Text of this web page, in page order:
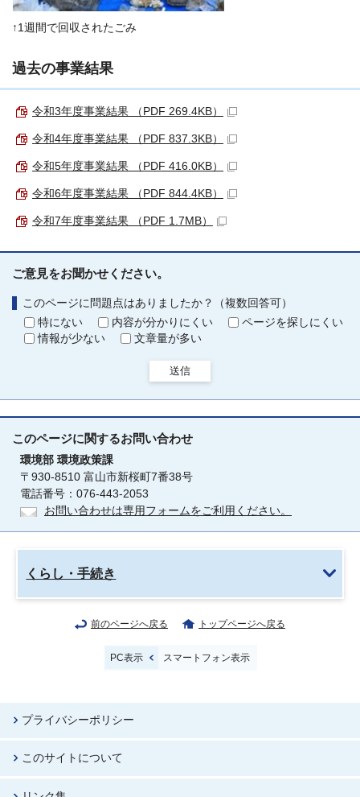
↑1週間で回収されたごみ
過去の事業結果
令和3年度事業結果 （PDF 269.4KB）
令和4年度事業結果 （PDF 837.3KB）
令和5年度事業結果 （PDF 416.0KB）
令和6年度事業結果 （PDF 844.4KB）
令和7年度事業結果 （PDF 1.7MB）
ご意見をお聞かせください。
このページに問題点はありましたか？（複数回答可）
特にない
内容が分かりにくい
ページを探しにくい
情報が少ない
文章量が多い
送信
このページに関するお問い合わせ
環境部 環境政策課
〒930-8510 富山市新桜町7番38号
電話番号：076-443-2053
お問い合わせは専用フォームをご利用ください。
くらし・手続き
前のページへ戻る トップページへ戻る
PC表示 スマートフォン表示
プライバシーポリシー
このサイトについて